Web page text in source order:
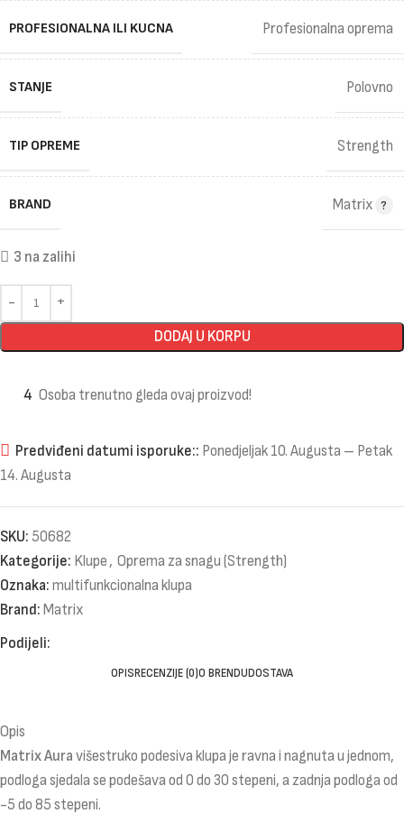
PROFESIONALNA ILI KUCNA Profesionalna oprema
STANJE Polovno
TIP OPREME Strength
BRAND Matrix
3 na zalihi
DODAJ U KORPU
4 Osoba trenutno gleda ovaj proizvod!
Predviđeni datumi isporuke:: Ponedjeljak 10. Augusta – Petak
14. Augusta
SKU: 50682
Kategorije: Klupe , Oprema za snagu (Strength)
Oznaka: multifunkcionalna klupa
Brand: Matrix
Podijeli:
OPISRECENZIJE (0)O BRENDUDOSTAVA
Opis
Matrix Aura višestruko podesiva klupa je ravna i nagnuta u jednom,
podloga sjedala se podešava od 0 do 30 stepeni, a zadnja podloga od
-5 do 85 stepeni.